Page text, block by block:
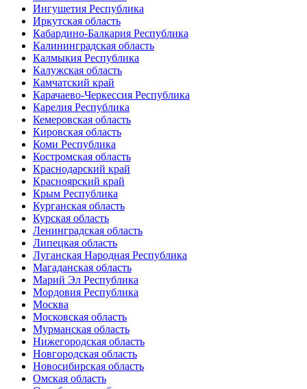
Ингушетия Республика
Иркутская область
Кабардино-Балкария Республика
Калининградская область
Калмыкия Республика
Калужская область
Камчатский край
Карачаево-Черкессия Республика
Карелия Республика
Кемеровская область
Кировская область
Коми Республика
Костромская область
Краснодарский край
Красноярский край
Крым Республика
Курганская область
Курская область
Ленинградская область
Липецкая область
Луганская Народная Республика
Магаданская область
Марий Эл Республика
Мордовия Республика
Москва
Московская область
Мурманская область
Нижегородская область
Новгородская область
Новосибирская область
Омская область